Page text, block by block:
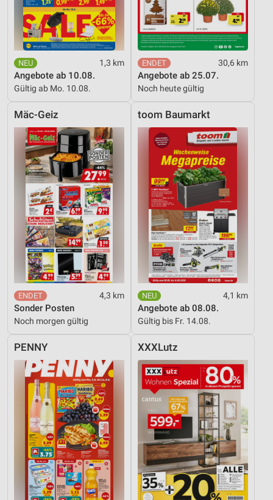
1,3 km
Angebote ab 10.08.
Gültig ab Mo. 10.08.
30,6 km
Angebote ab 25.07.
Noch heute gültig
Mäc-Geiz
4,3 km
Sonder Posten
Noch morgen gültig
toom Baumarkt
4,1 km
Angebote ab 08.08.
Gültig bis Fr. 14.08.
PENNY XXXLutz